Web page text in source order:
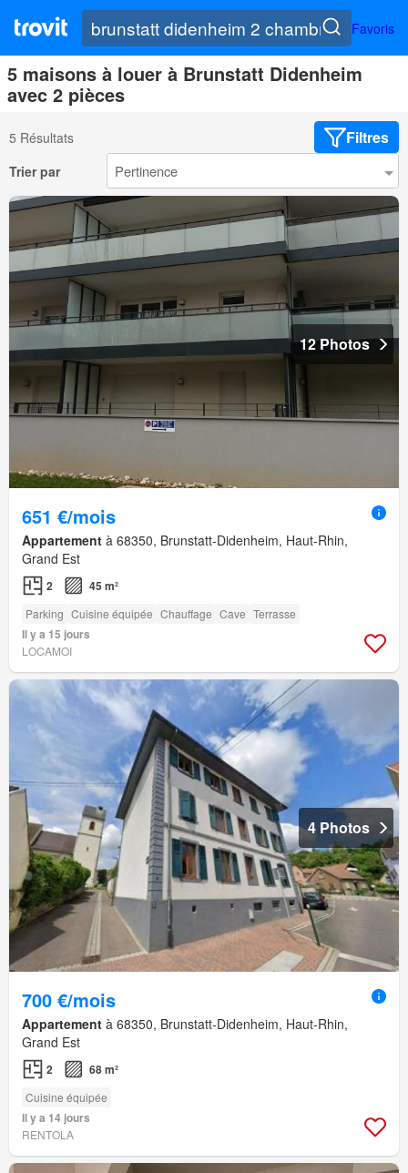
Favoris
5 maisons à louer à Brunstatt Didenheim
avec 2 pièces
5 Résultats Filtres
Trier par
12 Photos
651 €/mois
Appartement à 68350, Brunstatt-Didenheim, Haut-Rhin,
Grand Est
2 45 m²
Parking Cuisine équipée Chauffage Cave Terrasse
Il y a 15 jours
LOCAMOI
4 Photos
700 €/mois
Appartement à 68350, Brunstatt-Didenheim, Haut-Rhin,
Grand Est
2 68 m²
Cuisine équipée
Il y a 14 jours
RENTOLA